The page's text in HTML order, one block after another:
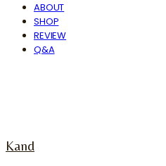
ABOUT
SHOP
REVIEW
Q&A
Kand